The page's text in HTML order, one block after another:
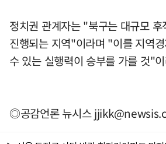
정치권 관계자는 "북구는 대규모
진행되는 지역"이라며 "이를 지역
수 있는 실행력이 승부를 가를 것"
◎공감언론 뉴시스